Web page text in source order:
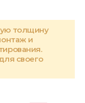
толщину
и
своего